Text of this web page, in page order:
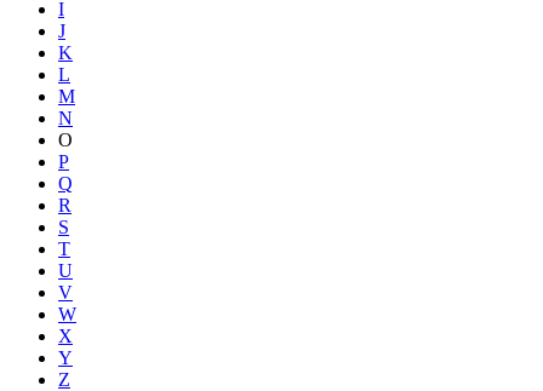
I
J
K
L
M
N
O
P
Q
R
S
T
U
V
W
X
Y
Z